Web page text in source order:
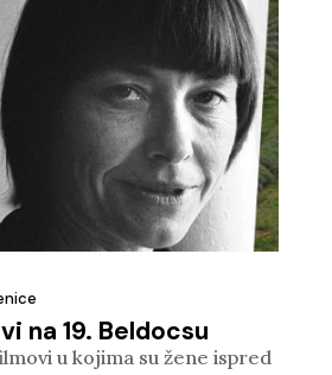
na 19. Beldocsu
u kojima su žene ispred